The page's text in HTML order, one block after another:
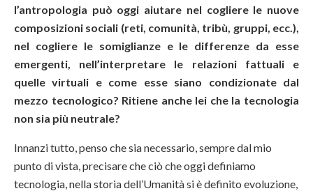
l’antropologia può oggi aiutare nel cogliere le nuove
composizioni sociali (reti, comunità, tribù, gruppi, ecc.),
nel cogliere le somiglianze e le differenze da esse
emergenti, nell’interpretare le relazioni fattuali e
quelle virtuali e come esse siano condizionate dal
mezzo tecnologico? Ritiene anche lei che la tecnologia
non sia più neutrale?
Innanzi tutto, penso che sia necessario, sempre dal mio
punto di vista, precisare che ciò che oggi definiamo
tecnologia, nella storia dell’Umanità si è definito evoluzione,